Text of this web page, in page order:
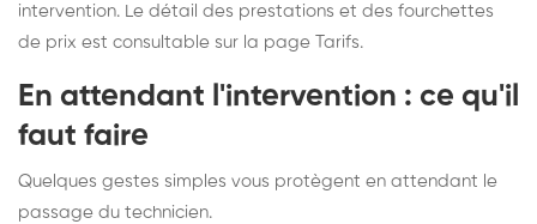
intervention. Le détail des prestations et des fourchettes
de prix est consultable sur la page Tarifs.
En attendant l'intervention : ce qu'il
faut faire
Quelques gestes simples vous protègent en attendant le
passage du technicien.